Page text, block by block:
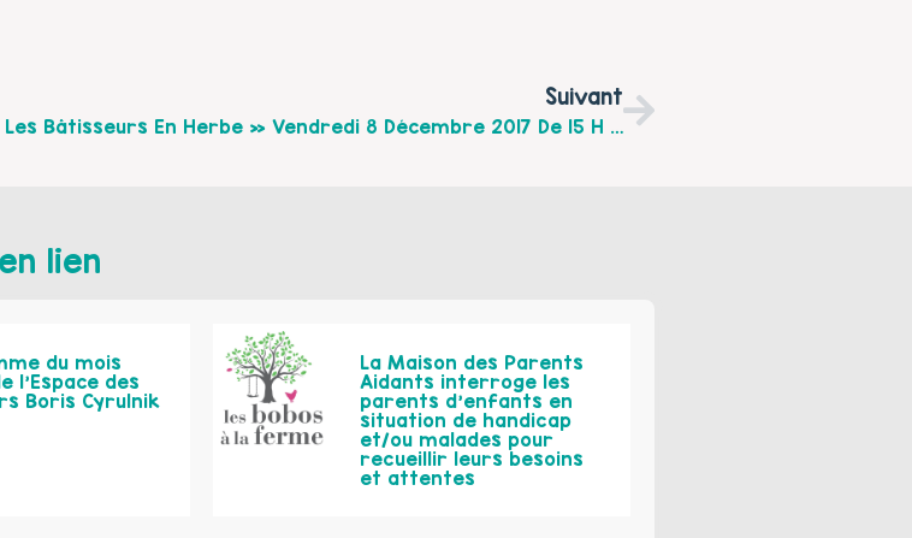
Suivant
« Les Bâtisseurs En Herbe » Vendredi 8 Décembre 2017 De 15 H 30 À 17 H 30 Au Centre Culturel Et Social Jules Grare À Liévin
lien
du mois
l’Espace des
Boris Cyrulnik
La Maison des Parents
Aidants interroge les
parents d’enfants en
situation de handicap
et/ou malades pour
recueillir leurs besoins
et attentes